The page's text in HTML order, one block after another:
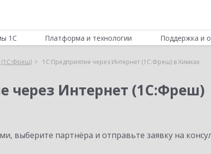
1С Платформа и технологии Поддержка и
(1С:Фреш) 1С:Предприятие через Интернет (1С:Фреш) в Химках
через Интернет (1С:Фреш)
выберите партнёра и отправьте заявку на